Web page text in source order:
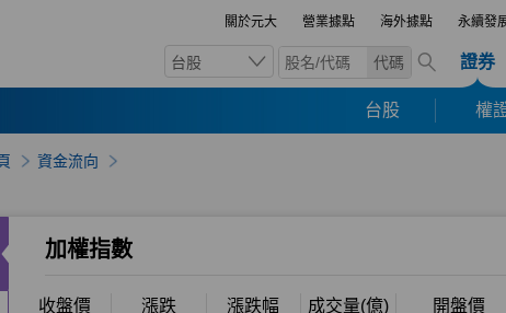
關於元大 營業據點 海外據點 永續發
台股 代碼 證券
台股 權
資金流向